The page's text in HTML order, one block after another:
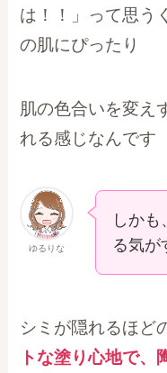
は！！」って思う
の肌にぴったり
肌の色合いを変え
れる感じなんです
ゆるりな
しかも
る気が
シミが隠れるほど
トな塗り心地で、